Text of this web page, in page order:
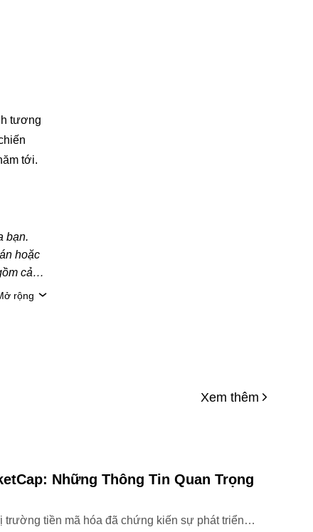
tương
tới.
bạn.
hoặc
cả
tài sản
là
viết,
rộng
Xem thêm
Những Thông Tin Quan Trọng
tiền mã hóa đã chứng kiến sự phát triển